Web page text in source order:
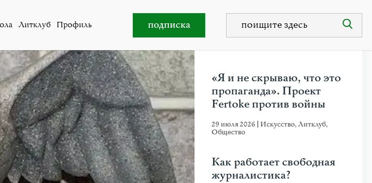
Литклуб Профиль подписка
«Я и не скрываю, что это
пропаганда». Проект
Fertoke против войны
29 июля 2026 Искусство,Литклуб,
Общество
Как работает свободная
журналистика?